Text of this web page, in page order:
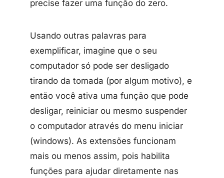
precise fazer uma função do zero.
Usando outras palavras para
exemplificar, imagine que o seu
computador só pode ser desligado
tirando da tomada (por algum motivo), e
então você ativa uma função que pode
desligar, reiniciar ou mesmo suspender
o computador através do menu iniciar
(windows). As extensões funcionam
mais ou menos assim, pois habilita
funções para ajudar diretamente nas